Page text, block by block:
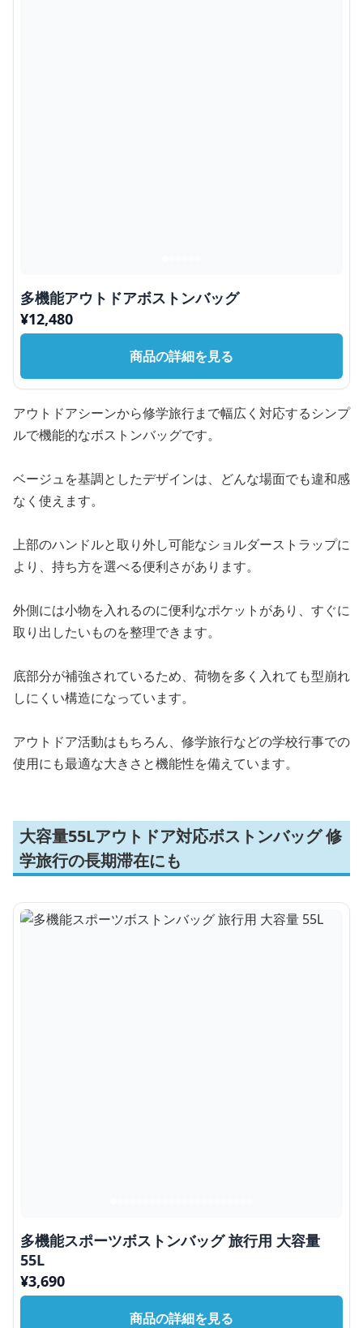
多機能アウトドアボストンバッグ
¥12,480
商品の詳細を見る
アウトドアシーンから修学旅行まで幅広く対応するシンプ
ルで機能的なボストンバッグです。
ベージュを基調としたデザインは、どんな場面でも違和感
なく使えます。
上部のハンドルと取り外し可能なショルダーストラップに
より、持ち方を選べる便利さがあります。
外側には小物を入れるのに便利なポケットがあり、すぐに
取り出したいものを整理できます。
底部分が補強されているため、荷物を多く入れても型崩れ
しにくい構造になっています。
アウトドア活動はもちろん、修学旅行などの学校行事での
使用にも最適な大きさと機能性を備えています。
大容量55Lアウトドア対応ボストンバッグ 修
学旅行の長期滞在にも
多機能スポーツボストンバッグ 旅行用 大容量
55L
¥3,690
商品の詳細を見る